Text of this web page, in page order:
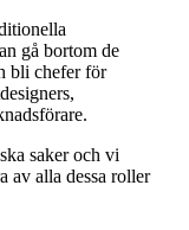
gå bortom de
bli chefer för
saker och vi
av alla dessa roller